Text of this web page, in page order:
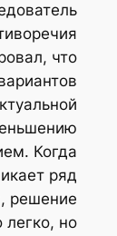
что
Когда
ряд
решение
легко, но